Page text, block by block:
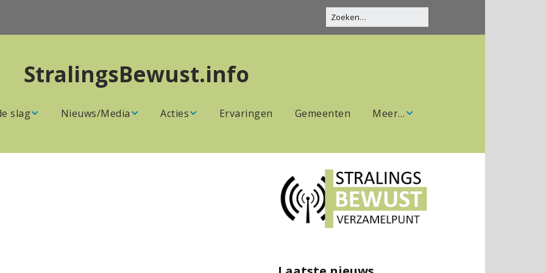
StralingsBewust.info
slag Nieuws/Media
Nieuwsberichten
Acties Ervaringen Gemeenten Meer…
Donaties
Contact